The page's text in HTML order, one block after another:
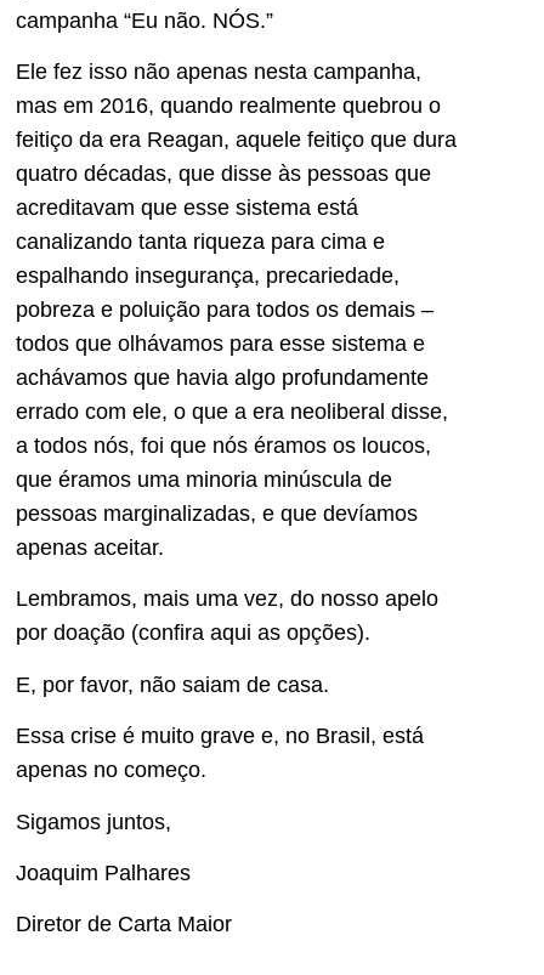
campanha “Eu não. NÓS.”
Ele fez isso não apenas nesta campanha,
mas em 2016, quando realmente quebrou o
feitiço da era Reagan, aquele feitiço que dura
quatro décadas, que disse às pessoas que
acreditavam que esse sistema está
canalizando tanta riqueza para cima e
espalhando insegurança, precariedade,
pobreza e poluição para todos os demais –
todos que olhávamos para esse sistema e
achávamos que havia algo profundamente
errado com ele, o que a era neoliberal disse,
a todos nós, foi que nós éramos os loucos,
que éramos uma minoria minúscula de
pessoas marginalizadas, e que devíamos
apenas aceitar.
Lembramos, mais uma vez, do nosso apelo
por doação (confira aqui as opções).
E, por favor, não saiam de casa.
Essa crise é muito grave e, no Brasil, está
apenas no começo.
Sigamos juntos,
Joaquim Palhares
Diretor de Carta Maior